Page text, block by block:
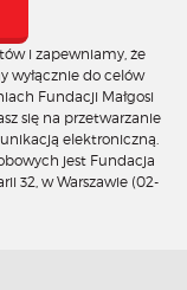
i zapewniamy, że
wyłącznie do celów
Fundacji Małgosi
się na przetwarzanie
elektroniczną.
jest Fundacja
32, w Warszawie (02-